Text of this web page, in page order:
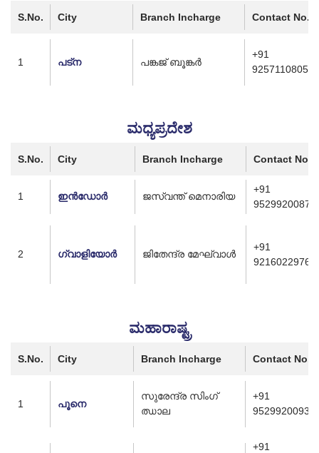
S.No. City Branch Incharge Contact No.
1 പട്‌ന പങ്കജ് ബൂങ്കർ
+91
9257110805
ಮಧ್ಯಪ್ರದೇಶ
S.No. City Branch Incharge Contact No.
1 ഇൻഡോർ ജസ്വന്ത് മെനാരിയ
+91
9529920087
2 ഗ്വാളിയോർ ജിതേന്ദ്ര മേഘ്‌വാൾ
+91
9216022976
ಮಹಾರಾಷ್ಟ್ರ
S.No. City Branch Incharge Contact No.
1 പൂനെ
സുരേന്ദ്ര സിംഗ്
ഝാല
+91
9529920093
+91